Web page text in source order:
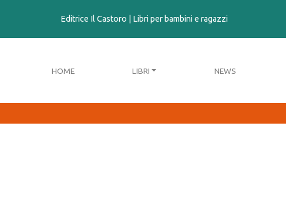
Editrice Il Castoro | Libri per bambini e ragazzi
HOME LIBRI NEWS